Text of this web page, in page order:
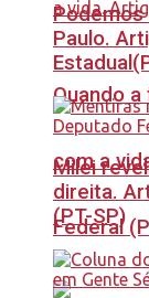
Quando
com a
Federal
Podemos
Paulo.
Milei
direita.
(PT-SP)